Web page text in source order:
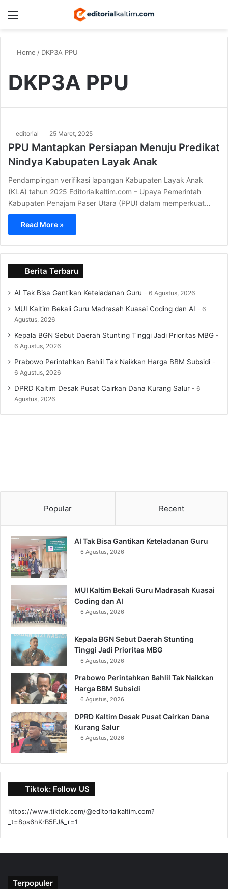
Home / DKP3A PPU
DKP3A PPU
editorial 25 Maret, 2025
PPU Mantapkan Persiapan Menuju Predikat
Nindya Kabupaten Layak Anak
Pendampingan verifikasi lapangan Kabupaten Layak Anak
(KLA) tahun 2025 Editorialkaltim.com – Upaya Pemerintah
Kabupaten Penajam Paser Utara (PPU) dalam memperkuat…
Read More »
Berita Terbaru
AI Tak Bisa Gantikan Keteladanan Guru 6 Agustus, 2026
MUI Kaltim Bekali Guru Madrasah Kuasai Coding dan AI
6
Agustus, 2026
Kepala BGN Sebut Daerah Stunting Tinggi Jadi Prioritas MBG
6 Agustus, 2026
Prabowo Perintahkan Bahlil Tak Naikkan Harga BBM Subsidi
6 Agustus, 2026
DPRD Kaltim Desak Pusat Cairkan Dana Kurang Salur
6
Agustus, 2026
Popular Recent
AI Tak Bisa Gantikan Keteladanan Guru
6 Agustus, 2026
MUI Kaltim Bekali Guru Madrasah Kuasai
Coding dan AI
6 Agustus, 2026
Kepala BGN Sebut Daerah Stunting
Tinggi Jadi Prioritas MBG
6 Agustus, 2026
Prabowo Perintahkan Bahlil Tak Naikkan
Harga BBM Subsidi
6 Agustus, 2026
DPRD Kaltim Desak Pusat Cairkan Dana
Kurang Salur
6 Agustus, 2026
Tiktok: Follow US
https://www.tiktok.com/@editorialkaltim.com?
_t=8ps6hKrB5FJ&_r=1
Terpopuler